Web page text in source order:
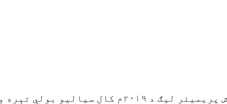
آریانانیوز: د بنګلدیش پریمیئر